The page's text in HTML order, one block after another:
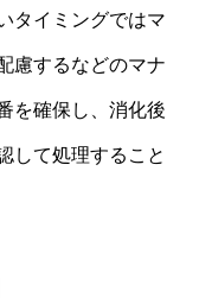
タイミングではマ
慮するなどのマナ
を確保し、消化後
して処理すること